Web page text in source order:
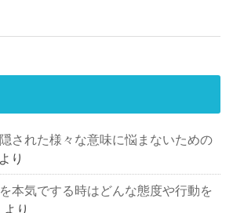
された様々な意味に悩まないための
より
本気でする時はどんな態度や行動を
より